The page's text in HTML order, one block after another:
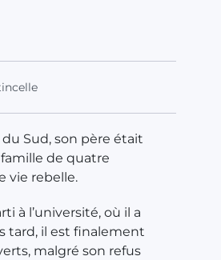
Sud, son père était
de quatre
vie rebelle.
à l’université, où il a
tard, il est finalement
malgré son refus